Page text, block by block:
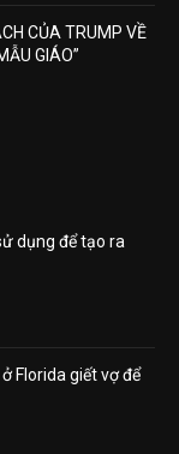
CỦA TRUMP VỀ
GIÁO”
dụng để tạo ra
Florida giết vợ để